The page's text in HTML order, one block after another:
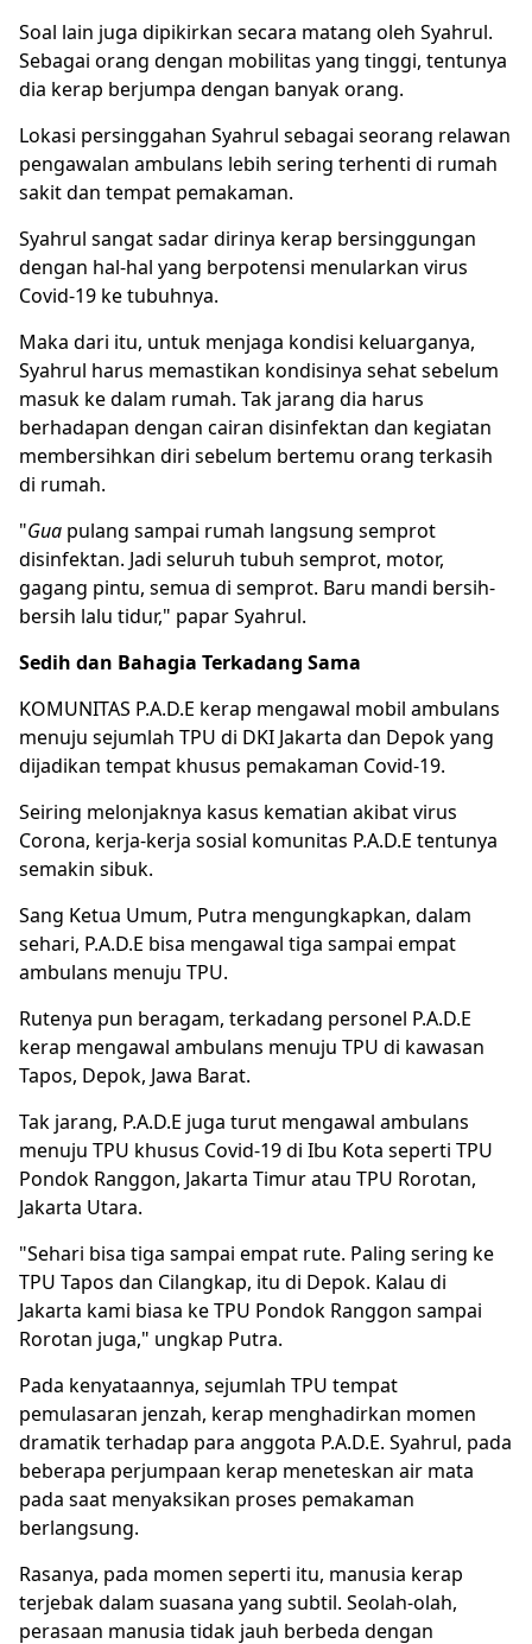
Soal lain juga dipikirkan secara matang oleh Syahrul.
Sebagai orang dengan mobilitas yang tinggi, tentunya
dia kerap berjumpa dengan banyak orang.
Lokasi persinggahan Syahrul sebagai seorang relawan
pengawalan ambulans lebih sering terhenti di rumah
sakit dan tempat pemakaman.
Syahrul sangat sadar dirinya kerap bersinggungan
dengan hal-hal yang berpotensi menularkan virus
Covid-19 ke tubuhnya.
Maka dari itu, untuk menjaga kondisi keluarganya,
Syahrul harus memastikan kondisinya sehat sebelum
masuk ke dalam rumah. Tak jarang dia harus
berhadapan dengan cairan disinfektan dan kegiatan
membersihkan diri sebelum bertemu orang terkasih
di rumah.
"Gua pulang sampai rumah langsung semprot
disinfektan. Jadi seluruh tubuh semprot, motor,
gagang pintu, semua di semprot. Baru mandi bersih-
bersih lalu tidur," papar Syahrul.
Sedih dan Bahagia Terkadang Sama
KOMUNITAS P.A.D.E kerap mengawal mobil ambulans
menuju sejumlah TPU di DKI Jakarta dan Depok yang
dijadikan tempat khusus pemakaman Covid-19.
Seiring melonjaknya kasus kematian akibat virus
Corona, kerja-kerja sosial komunitas P.A.D.E tentunya
semakin sibuk.
Sang Ketua Umum, Putra mengungkapkan, dalam
sehari, P.A.D.E bisa mengawal tiga sampai empat
ambulans menuju TPU.
Rutenya pun beragam, terkadang personel P.A.D.E
kerap mengawal ambulans menuju TPU di kawasan
Tapos, Depok, Jawa Barat.
Tak jarang, P.A.D.E juga turut mengawal ambulans
menuju TPU khusus Covid-19 di Ibu Kota seperti TPU
Pondok Ranggon, Jakarta Timur atau TPU Rorotan,
Jakarta Utara.
"Sehari bisa tiga sampai empat rute. Paling sering ke
TPU Tapos dan Cilangkap, itu di Depok. Kalau di
Jakarta kami biasa ke TPU Pondok Ranggon sampai
Rorotan juga," ungkap Putra.
Pada kenyataannya, sejumlah TPU tempat
pemulasaran jenzah, kerap menghadirkan momen
dramatik terhadap para anggota P.A.D.E. Syahrul, pada
beberapa perjumpaan kerap meneteskan air mata
pada saat menyaksikan proses pemakaman
berlangsung.
Rasanya, pada momen seperti itu, manusia kerap
terjebak dalam suasana yang subtil. Seolah-olah,
perasaan manusia tidak jauh berbeda dengan